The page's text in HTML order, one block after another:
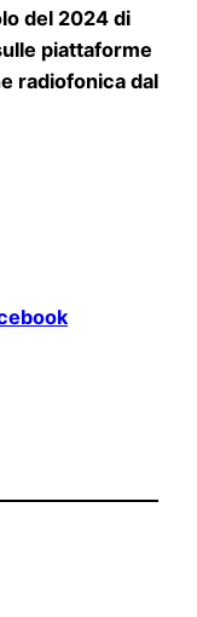
del 2024 di
piattaforme
radiofonica dal